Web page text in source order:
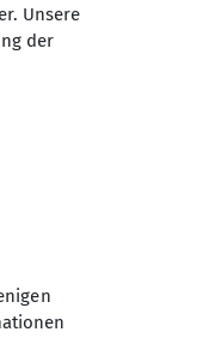
Unsere
der